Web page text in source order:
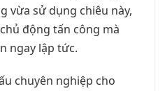
vừa sử dụng chiêu này,
động tấn công mà
ngay lập tức.
chuyên nghiệp cho